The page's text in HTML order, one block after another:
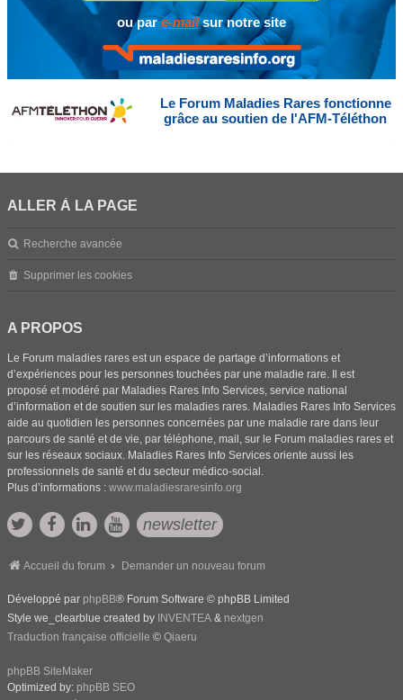
ou pare-mailsur notre site
Le Forum Maladies Rares fonctionne
grâce au soutien de l'AFM-Téléthon
ALLER À LA PAGE
Recherche avancée
Supprimer les cookies
A PROPOS
Le Forum maladies rares est un espace de partage d’informations et
d’expériences pour les personnes touchées par une maladie rare. Il est
proposé et modéré par Maladies Rares Info Services, service national
d’information et de soutien sur les maladies rares. Maladies Rares Info Services
aide au quotidien les personnes concernées par une maladie rare dans leur
parcours de santé et de vie, par téléphone, mail, sur le Forum maladies rares et
sur les réseaux sociaux. Maladies Rares Info Services oriente aussi les
professionnels de santé et du secteur médico-social.
Plus d’informations : www.maladiesraresinfo.org
newsletter
Accueil du forum Demander un nouveau forum
Développé par phpBB® Forum Software © phpBB Limited
Style we_clearblue created by INVENTEA & nextgen
Traduction française officielle © Qiaeru
phpBB SiteMaker
Optimized by: phpBB SEO